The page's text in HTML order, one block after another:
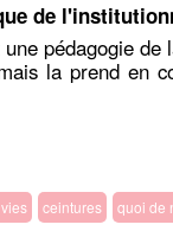
de
pédagogie de
la prend en
ceintures
quoi de